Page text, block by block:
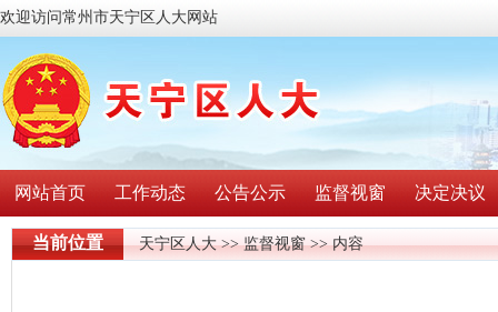
欢迎访问常州市天宁区人大网站
网站首页 工作动态 公告公示 监督视窗 决定决议
当前位置 天宁区人大>>监督视窗>> 内容